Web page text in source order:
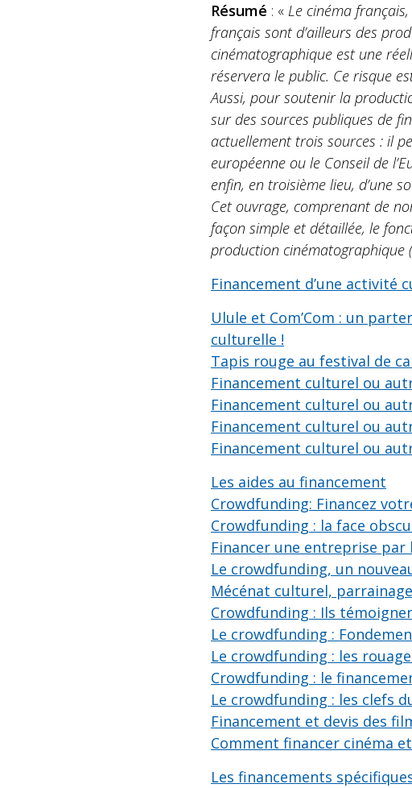
Résumé : « Le cinéma
français sont d’ailleurs des
cinématographique est une
réservera le public. Ce risque
Aussi, pour soutenir la
sur des sources publiques de
actuellement trois sources : il
européenne ou le Conseil de
enfin, en troisième lieu, d’une
Cet ouvrage, comprenant de
façon simple et détaillée, le
production cinématographique
Financement d’une activité
Ulule et Com’Com : un
culturelle !
Tapis rouge au festival de
Financement culturel ou
Financement culturel ou
Financement culturel ou
Financement culturel ou
Les aides au financement
Crowdfunding: Financez
Crowdfunding : la face
Financer une entreprise
Le crowdfunding, un
Mécénat culturel,
Crowdfunding : Ils
Le crowdfunding :
Le crowdfunding : les
Crowdfunding : le
Le crowdfunding : les clefs
Financement et devis des
Comment financer cinéma
Les financements